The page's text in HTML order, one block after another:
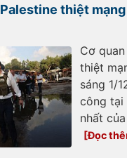
thiệt
Cơ
thiệt
sáng 1/
công tại
nhất